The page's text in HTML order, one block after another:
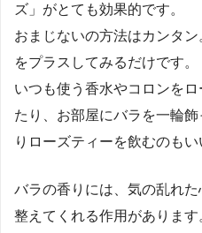
ズ」がとても効果的です。
おまじないの方法はカンタ
をプラスしてみるだけです。
いつも使う香水やコロンを
たり、お部屋にバラを一輪
りローズティーを飲むのもい
バラの香りには、気の乱れ
整えてくれる作用がありま